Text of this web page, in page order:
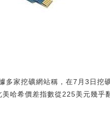
家挖礦網站稱，在7月3日挖
哈希價差指數從225美元幾